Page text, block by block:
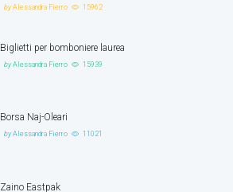
byAlessandra Fierro 15962
Biglietti per bomboniere laurea
byAlessandra Fierro 15939
Borsa Naj-Oleari
byAlessandra Fierro 11021
Zaino Eastpak